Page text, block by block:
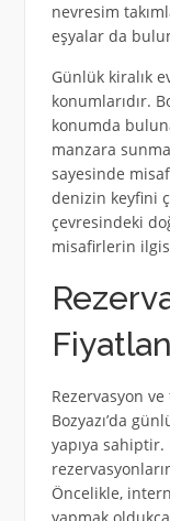
nevresim
eşyalar da
Günlük kiralık
konumlarıdır.
konumda
manzara
sayesinde
denizin keyfini
çevresindeki
misafirlerin
Rezervasyon
Bozyazı’da
yapıya
Öncelikle,